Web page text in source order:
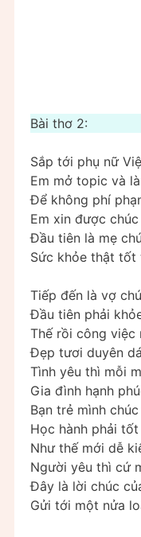
Bài thơ 2:
Sắp tới phụ nữ
Em mở topic và
Để không phí
Em xin được
Đầu tiên là mẹ
Sức khỏe thật tốt
Tiếp đến là vợ
Đầu tiên phải
Thế rồi công việc
Đẹp tươi duyên
Tình yêu thì mỗi
Gia đình hạnh
Bạn trẻ mình
Học hành phải
Như thế mới dễ
Người yêu thì cứ
Đây là lời chúc
Gửi tới một nửa